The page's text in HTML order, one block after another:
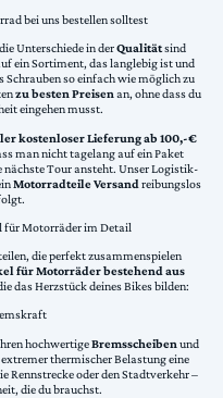
bei uns bestellen solltest
Unterschiede in derQualitätsind
ein Sortiment, das langlebig ist und
so einfach wie möglich zu
zu besten Preisenan, ohne dass du
eingehen musst.
kostenloser Lieferung ab 100,-€
man nicht tagelang auf ein Paket
nächste Tour ansteht. Unser Logistik-
Motorradteile Versand reibungslos
für Motorräder im Detail
die perfekt zusammenspielen
für Motorräder bestehend aus
das Herzstück deines Bikes bilden:
hochwertigeBremsscheiben und
thermischer Belastung eine
Rennstrecke oder den Stadtverkehr –
die du brauchst.